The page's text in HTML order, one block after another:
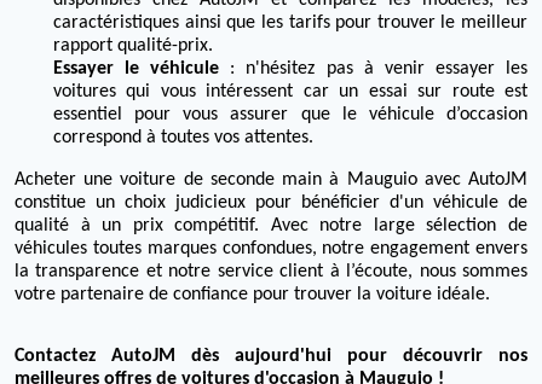
caractéristiques ainsi que les tarifs pour trouver le meilleur
rapport qualité-prix.
Essayer le véhicule : n'hésitez pas à venir essayer les
voitures qui vous intéressent car un essai sur route est
essentiel pour vous assurer que le véhicule d’occasion
correspond à toutes vos attentes.
Acheter une voiture de seconde main à Mauguio avec AutoJM
constitue un choix judicieux pour bénéficier d'un véhicule de
qualité à un prix compétitif. Avec notre large sélection de
véhicules toutes marques confondues, notre engagement envers
la transparence et notre service client à l’écoute, nous sommes
votre partenaire de confiance pour trouver la voiture idéale.
Contactez AutoJM dès aujourd'hui pour découvrir nos
meilleures offres de voitures d'occasion à Mauguio !